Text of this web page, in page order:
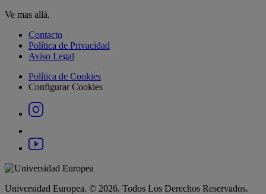
Ve mas allá.
Contacto
Política de Privacidad
Aviso Legal
Política de Cookies
Configurar Cookies
Universidad Europea. © 2026. Todos Los Derechos Reservados.